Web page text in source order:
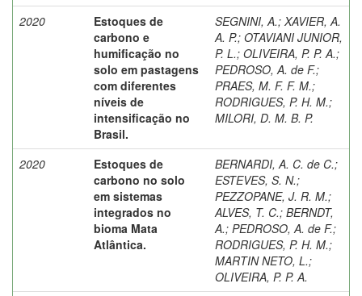
2020
Estoques de
carbono e
humificação no
solo em pastagens
com diferentes
níveis de
intensificação no
Brasil.
SEGNINI, A.; XAVIER, A.
A. P.; OTAVIANI JUNIOR,
P. L.; OLIVEIRA, P. P. A.;
PEDROSO, A. de F.;
PRAES, M. F. F. M.;
RODRIGUES, P. H. M.;
MILORI, D. M. B. P.
2020
Estoques de
carbono no solo
em sistemas
integrados no
bioma Mata
Atlântica.
BERNARDI, A. C. de C.;
ESTEVES, S. N.;
PEZZOPANE, J. R. M.;
ALVES, T. C.; BERNDT,
A.; PEDROSO, A. de F.;
RODRIGUES, P. H. M.;
MARTIN NETO, L.;
OLIVEIRA, P. P. A.